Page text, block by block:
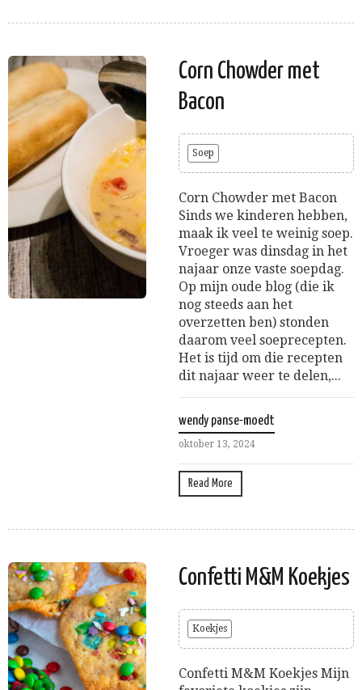
Corn Chowder met
Bacon
Soep
Corn Chowder met Bacon
Sinds we kinderen hebben,
maak ik veel te weinig soep.
Vroeger was dinsdag in het
najaar onze vaste soepdag.
Op mijn oude blog (die ik
nog steeds aan het
overzetten ben) stonden
daarom veel soeprecepten.
Het is tijd om die recepten
dit najaar weer te delen,...
wendy panse-moedt
oktober 13, 2024
Read More
Confetti M&M Koekjes
Koekjes
Confetti M&M Koekjes Mijn